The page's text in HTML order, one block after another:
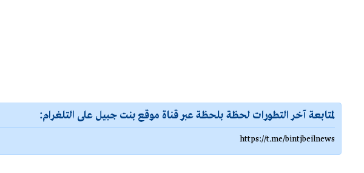
لمتابعة آخر التطورات لحظة بلحظة عبر قناة موقع بنت جبيل على التلغرام:
https://t.me/bintjbeilnews